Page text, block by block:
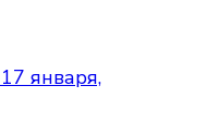
17 января,